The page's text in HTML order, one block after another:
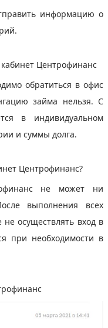
информацию о
Центрофинанс
обратиться в офис
займа нельзя. С
в индивидуальном
и суммы долга.
Центрофинанс?
не может ни
выполнения всех
не осуществлять вход в
при необходимости в